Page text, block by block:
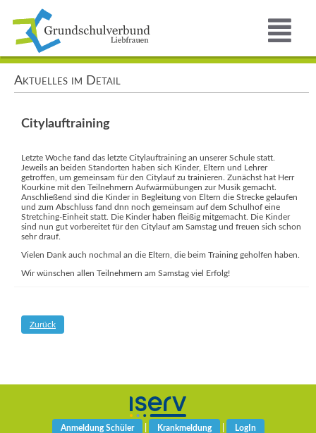
Aktuelles im Detail
Citylauftraining
Letzte Woche fand das letzte Citylauftraining an unserer Schule statt.
Jeweils an beiden Standorten haben sich Kinder, Eltern und Lehrer
getroffen, um gemeinsam für den Citylauf zu trainieren. Zunächst hat Herr
Kourkine mit den Teilnehmern Aufwärmübungen zur Musik gemacht.
Anschließend sind die Kinder in Begleitung von Eltern die Strecke gelaufen
und zum Abschluss fand dnn noch gemeinsam auf dem Schulhof eine
Stretching-Einheit statt. Die Kinder haben fleißig mitgemacht. Die Kinder
sind nun gut vorbereitet für den Citylauf am Samstag und freuen sich schon
sehr drauf.
Vielen Dank auch nochmal an die Eltern, die beim Training geholfen haben.
Wir wünschen allen Teilnehmern am Samstag viel Erfolg!
Zurück
Anmeldung Schüler Krankmeldung LogIn